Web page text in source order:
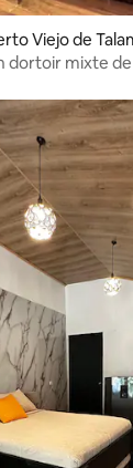
Viejo de
dortoir mixte de